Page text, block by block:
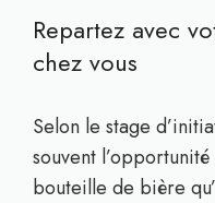
Repartez avec
chez vous
Selon le stage
souvent
bouteille de bière